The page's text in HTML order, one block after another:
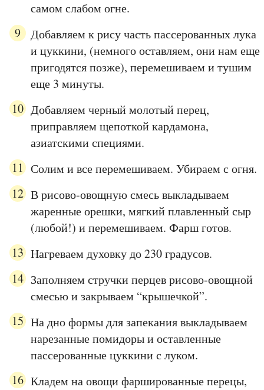
самом слабом огне.
Добавляем к рису часть пассерованных лука
и цуккини, (немного оставляем, они нам еще
пригодятся позже), перемешиваем и тушим
еще 3 минуты.
Добавляем черный молотый перец,
приправляем щепоткой кардамона,
азиатскими специями.
Солим и все перемешиваем. Убираем с огня.
В рисово-овощную смесь выкладываем
жаренные орешки, мягкий плавленный сыр
(любой!) и перемешиваем. Фарш готов.
Нагреваем духовку до 230 градусов.
Заполняем стручки перцев рисово-овощной
смесью и закрываем “крышечкой”.
На дно формы для запекания выкладываем
нарезанные помидоры и оставленные
пассерованные цуккини с луком.
Кладем на овощи фаршированные перецы,